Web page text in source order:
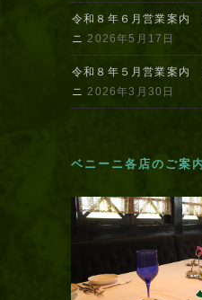
令和８年６月営業案内
ニ 2026年5月17日
令和８年５月営業案内
ニ 2026年3月30日
ベニーニ各店のご案